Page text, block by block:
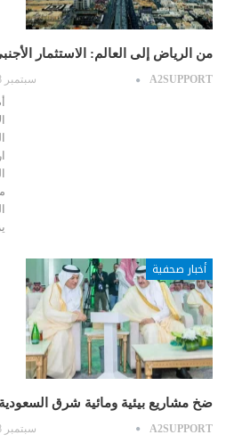
من الرياض إلى العالم: الاستثمار
A2SUPPORT سبتمبر 28, 2025
أخبار صحفية
ضخ مشاريع بيئية ومائية شرق السعودية بأكثر من
A2SUPPORT سبتمبر 28, 2025